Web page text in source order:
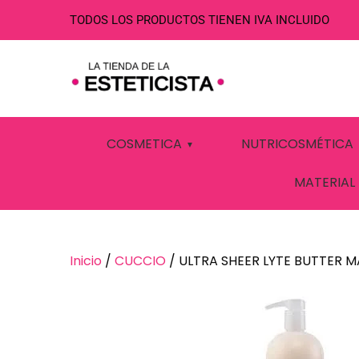
TODOS LOS PRODUCTOS TIENEN IVA INCLUIDO
COSMETICA NUTRICOSMÉTICA
MATERIAL
ULTRA SHEER
BERGAMOT
Inicio / CUCCIO / ULTRA SHEER LYTE BUTTER